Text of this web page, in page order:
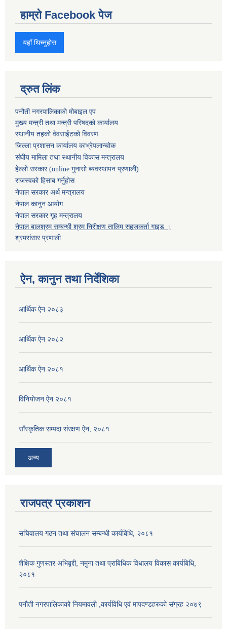
हाम्रो Facebook पेज
यहाँ थिच्नुहोस
द्रुत लिंक
पनौती नगरपालिकाको मोबाइल एप
मुख्य मन्त्री तथा मन्त्री परिषदको कार्यालय
स्थानीय तहको वेवसाईटको विवरण
जिल्ला प्रशासन कार्यालय काभ्रेपलान्चोक
संघीय मामिला तथा स्थानीय विकास मन्त्रालय
हेल्लो सरकार (online गुनासो ब्यवस्थापन प्रणाली)
राजस्वको हिसाब गर्नुहोस
नेपाल सरकार अर्थ मन्त्रालय
नेपाल कानुन आयोग
नेपाल सरकार गृह मन्त्रालय
नेपाल बालश्रम सम्बन्धी श्रम निरीक्षण तालिम सहजकर्ता गाइड ।
श्रमसंसार प्रणाली
ऐन, कानुन तथा निर्देशिका
आर्थिक ऐन २०८३
आर्थिक ऐन २०८२
आर्थिक ऐन २०८१
विनियोजन ऐन २०८१
साँस्कृतिक सम्पदा संरक्षण ऐन, २०८१
अन्य
राजपत्र प्रकाशन
सचिवालय गठन तथा संचालन सम्बन्धी कार्यबिधि, २०८१
शैक्षिक गुणस्तर अभिबृद्दी, नमुना तथा प्राबिधिक विधालय विकास कार्यबिधि,
२०८१
पनौती नगरपालिकाको नियमावली ,कार्यविधि एवं मापदण्डहरुको संग्रह २०७९